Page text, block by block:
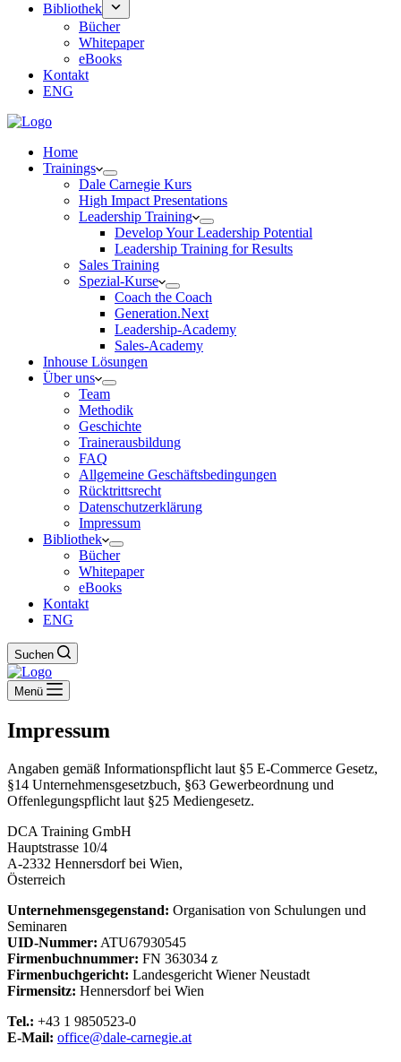
Bibliothek
Bücher
Whitepaper
eBooks
Kontakt
ENG
Home
Trainings
Dale Carnegie Kurs
High Impact Presentations
Leadership Training
Develop Your Leadership Potential
Leadership Training for Results
Sales Training
Spezial-Kurse
Coach the Coach
Generation.Next
Leadership-Academy
Sales-Academy
Inhouse Lösungen
Über uns
Team
Methodik
Geschichte
Trainerausbildung
FAQ
Allgemeine Geschäftsbedingungen
Rücktrittsrecht
Datenschutzerklärung
Impressum
Bibliothek
Bücher
Whitepaper
eBooks
Kontakt
ENG
Suchen
Menü
Impressum
Angaben gemäß Informationspflicht laut §5 E-Commerce Gesetz,
§14 Unternehmensgesetzbuch, §63 Gewerbeordnung und
Offenlegungspflicht laut §25 Mediengesetz.
DCA Training GmbH
Hauptstrasse 10/4
A-2332 Hennersdorf bei Wien,
Österreich
Unternehmensgegenstand: Organisation von Schulungen und
Seminaren
UID-Nummer: ATU67930545
Firmenbuchnummer: FN 363034 z
Firmenbuchgericht: Landesgericht Wiener Neustadt
Firmensitz: Hennersdorf bei Wien
Tel.: +43 1 9850523-0
E-Mail: office@dale-carnegie.at